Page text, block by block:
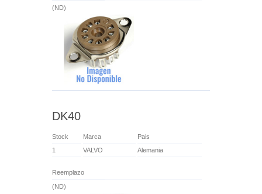
(ND)
DK40
Stock Marca
Pais
1
VALVO Alemania
Reemplazo
(ND)